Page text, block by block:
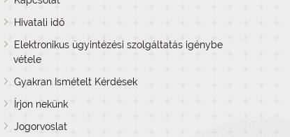
Hivatali idő
Elektronikus ügyintézési szolgáltatás igénybe
vétele
Gyakran Ismételt Kérdések
Írjon nekünk
Jogorvoslat